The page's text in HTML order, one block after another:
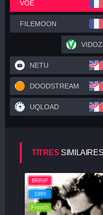
VOE
FILEMOON
NETU
DOODSTREAM
UQLOAD
TITRES SIMILAIRES
BRRIP
1999
French